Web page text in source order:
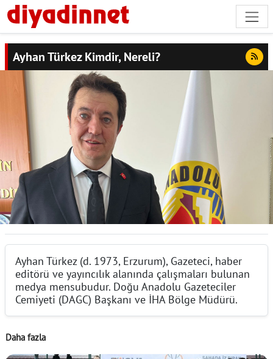
Ayhan Türkez Kimdir, Nereli?
Ayhan Türkez (d. 1973, Erzurum), Gazeteci, haber
editörü ve yayıncılık alanında çalışmaları bulunan
medya mensubudur. Doğu Anadolu Gazeteciler
Cemiyeti (DAGC) Başkanı ve İHA Bölge Müdürü.
Daha fazla